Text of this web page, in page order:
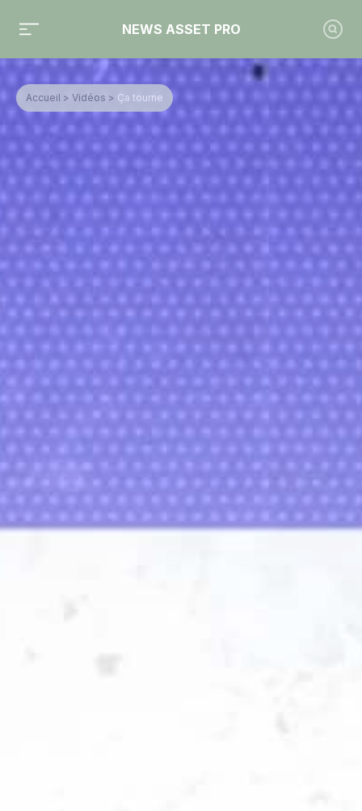
NEWS ASSET PRO
Accueil > Vidéos > Ça tourne